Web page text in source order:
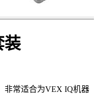
装
非常适合为VEX IQ机器